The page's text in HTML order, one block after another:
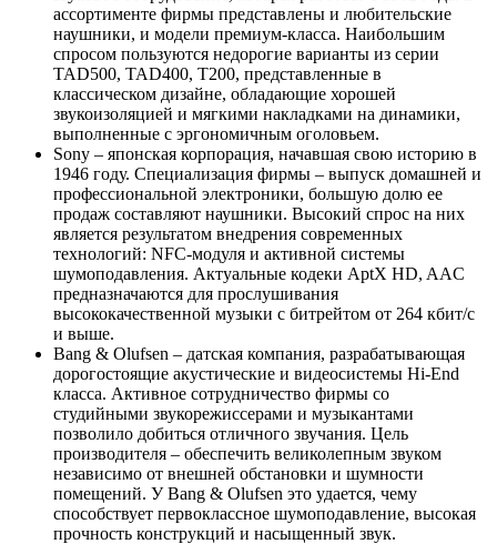
ассортименте фирмы представлены и любительские
наушники, и модели премиум-класса. Наибольшим
спросом пользуются недорогие варианты из серии
TAD500, TAD400, T200, представленные в
классическом дизайне, обладающие хорошей
звукоизоляцией и мягкими накладками на динамики,
выполненные с эргономичным оголовьем.
Sony – японская корпорация, начавшая свою историю в
1946 году. Специализация фирмы – выпуск домашней и
профессиональной электроники, большую долю ее
продаж составляют наушники. Высокий спрос на них
является результатом внедрения современных
технологий: NFC-модуля и активной системы
шумоподавления. Актуальные кодеки AptX HD, AAC
предназначаются для прослушивания
высококачественной музыки с битрейтом от 264 кбит/с
и выше.
Bang & Olufsen – датская компания, разрабатывающая
дорогостоящие акустические и видеосистемы Hi-End
класса. Активное сотрудничество фирмы со
студийными звукорежиссерами и музыкантами
позволило добиться отличного звучания. Цель
производителя – обеспечить великолепным звуком
независимо от внешней обстановки и шумности
помещений. У Bang & Olufsen это удается, чему
способствует первоклассное шумоподавление, высокая
прочность конструкций и насыщенный звук.